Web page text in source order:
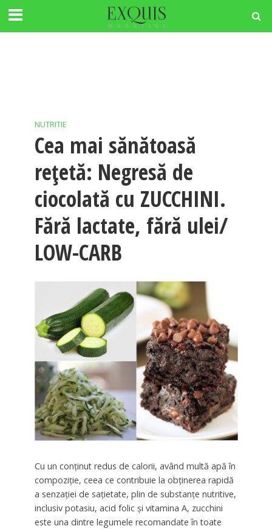
NUTRITIE
Cea mai sănătoasă
rețetă: Negresă de
ciocolată cu ZUCCHINI.
Fără lactate, fără ulei/
LOW-CARB
Cu un conținut redus de calorii, având multă apă în
compoziție, ceea ce contribuie la obținerea rapidă
a senzației de sațietate, plin de substanțe nutritive,
inclusiv potasiu, acid folic și vitamina A, zucchini
este una dintre legumele recomandate în toate